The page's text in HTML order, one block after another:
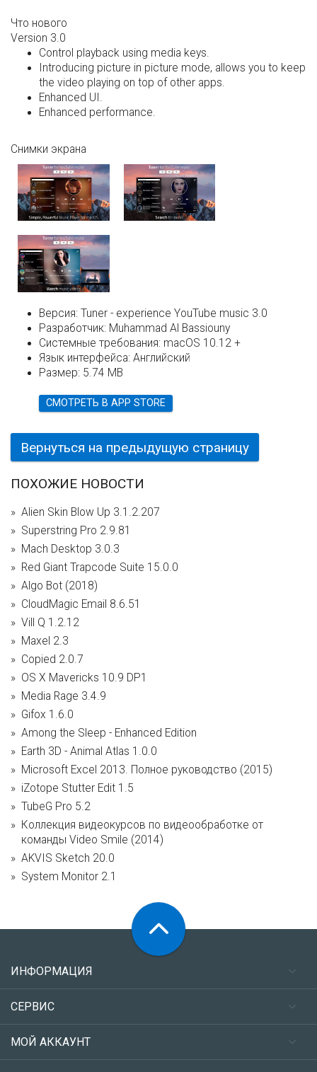
Что нового
Version 3.0
Control playback using media keys.
Introducing picture in picture mode, allows you to keep
the video playing on top of other apps.
Enhanced UI.
Enhanced performance.
Снимки экрана
Версия: Tuner - experience YouTube music 3.0
Разработчик: Muhammad Al Bassiouny
Системные требования: macOS 10.12 +
Язык интерфейса: Английский
Размер: 5.74 MB
СМОТРЕТЬ В APP STORE
Вернуться на предыдущую страницу
ПОХОЖИЕ НОВОСТИ
Alien Skin Blow Up 3.1.2.207
Superstring Pro 2.9.81
Mach Desktop 3.0.3
Red Giant Trapcode Suite 15.0.0
Algo Bot (2018)
CloudMagic Email 8.6.51
Vill Q 1.2.12
Maxel 2.3
Copied 2.0.7
OS X Mavericks 10.9 DP1
Media Rage 3.4.9
Gifox 1.6.0
Among the Sleep - Enhanced Edition
Earth 3D - Animal Atlas 1.0.0
Microsoft Excel 2013. Полное руководство (2015)
iZotope Stutter Edit 1.5
TubeG Pro 5.2
Коллекция видеокурсов по видеообработке от
команды Video Smile (2014)
AKVIS Sketch 20.0
System Monitor 2.1
ИНФОРМАЦИЯ
СЕРВИС
МОЙ АККАУНТ